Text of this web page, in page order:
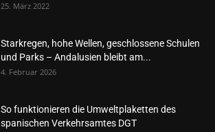
25. März 2022
Starkregen, hohe Wellen, geschlossene Schulen
und Parks – Andalusien bleibt am...
4. Februar 2026
So funktionieren die Umweltplaketten des
spanischen Verkehrsamtes DGT